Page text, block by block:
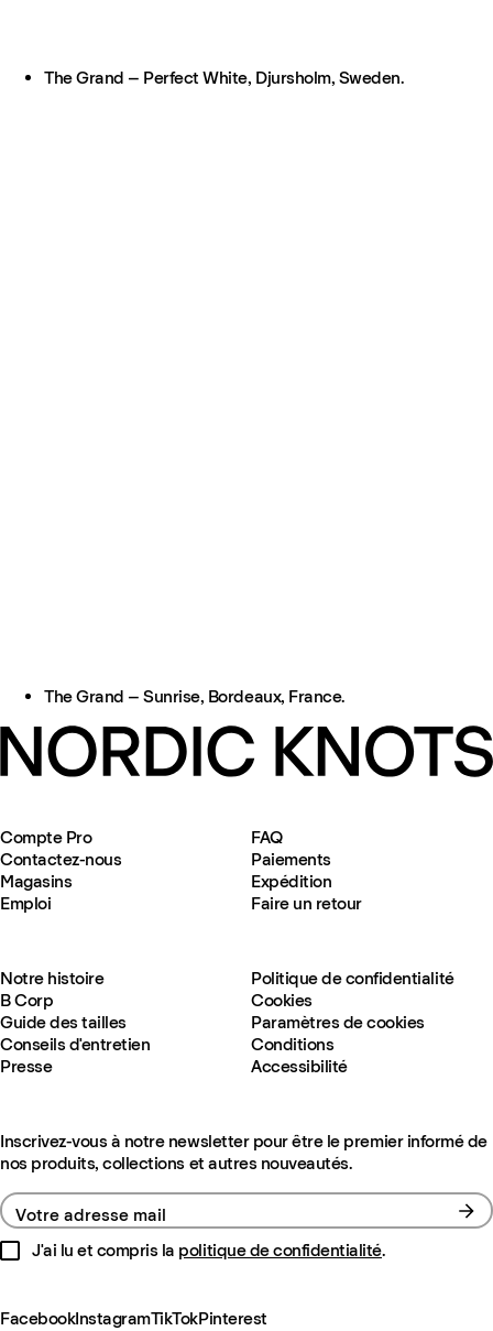
The Grand – Perfect White, Djursholm, Sweden.
The Grand – Sunrise, Bordeaux, France.
Compte Pro
Contactez-nous
Magasins
Emploi
FAQ
Paiements
Expédition
Faire un retour
Notre histoire
B Corp
Guide des tailles
Conseils d'entretien
Presse
Politique de confidentialité
Cookies
Paramètres de cookies
Conditions
Accessibilité
Inscrivez-vous à notre newsletter pour être le premier informé de
nos produits, collections et autres nouveautés.
Votre adresse mail
J'ai lu et compris la politique de confidentialité.
FacebookInstagramTikTokPinterest